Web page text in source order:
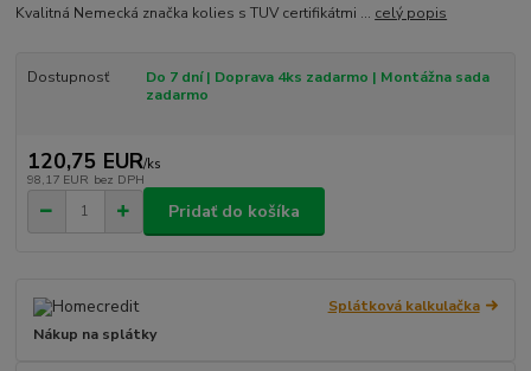
Kvalitná Nemecká značka kolies s TUV certifikátmi ... celý popis
Dostupnosť
Do 7 dní | Doprava 4ks zadarmo | Montážna sada
zadarmo
120,75 EUR/ks
98,17 EUR bez DPH
Pridať do košíka
Splátková kalkulačka
Nákup na splátky